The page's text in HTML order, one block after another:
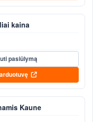
kaina
pasiūlymą
Kaune